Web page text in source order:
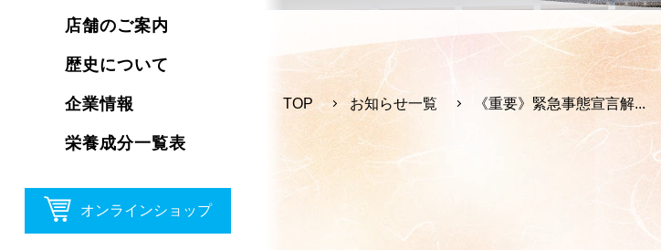
店舗のご案内
歴史について
企業情報
栄養成分一覧表
オンラインショップ
TOP お知らせ一覧 《重要》緊急事態宣言解...